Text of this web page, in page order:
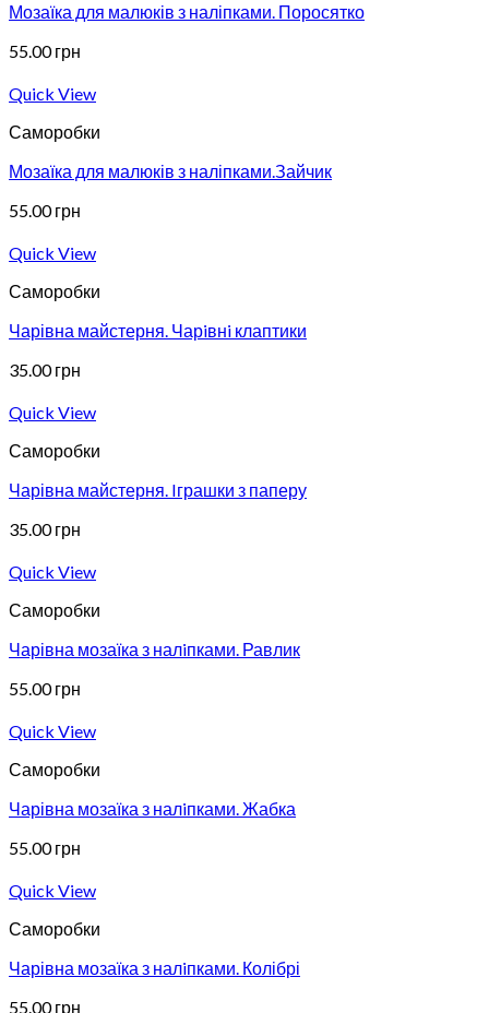
Мозаїка для малюків з наліпками. Поросятко
55.00грн
Quick View
Саморобки
Мозаїка для малюків з наліпками.Зайчик
55.00грн
Quick View
Саморобки
Чарівна майстерня. Чарiвнi клаптики
35.00грн
Quick View
Саморобки
Чарівна майстерня. Iграшки з паперу
35.00грн
Quick View
Саморобки
Чарівна мозаїка з налiпками. Равлик
55.00грн
Quick View
Саморобки
Чарівна мозаїка з налiпками. Жабка
55.00грн
Quick View
Саморобки
Чарівна мозаїка з налiпками. Колібрі
55.00грн